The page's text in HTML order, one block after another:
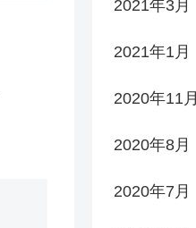
2021年3月
2021年1月
2020年11月
2020年8月
2020年7月